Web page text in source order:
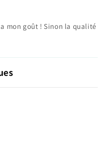
mon goût ! Sinon la qualité